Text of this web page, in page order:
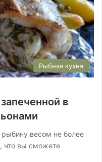
Рыбная кухня
в
рыбину весом не более
что вы сможете